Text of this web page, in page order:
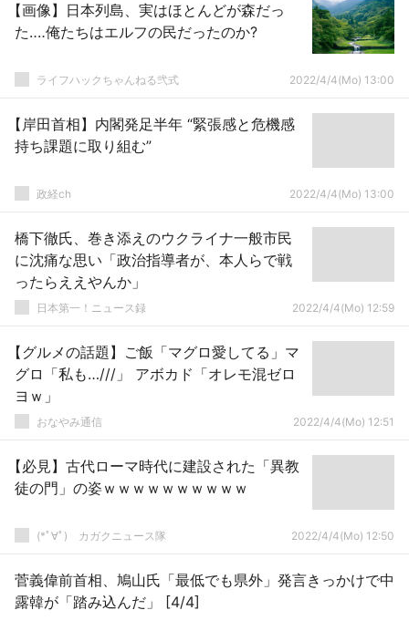
【画像】日本列島、実はほとんどが森だっ
た‥‥俺たちはエルフの民だったのか?
ライフハックちゃんねる弐式 2022/4/4(Mo) 13:00
【岸田首相】内閣発足半年 “緊張感と危機感
持ち課題に取り組む”
政経ch 2022/4/4(Mo) 13:00
橋下徹氏、巻き添えのウクライナ一般市民
に沈痛な思い「政治指導者が、本人らで戦
ったらええやんか」
日本第一！ニュース録 2022/4/4(Mo) 12:59
【グルメの話題】ご飯「マグロ愛してる」マ
グロ「私も…///」 アボカド「オレモ混ゼロ
ヨｗ」
おなやみ通信 2022/4/4(Mo) 12:51
【必見】古代ローマ時代に建設された「異教
徒の門」の姿ｗｗｗｗｗｗｗｗｗｗ
(*ﾟ∀ﾟ)ゞカガクニュース隊 2022/4/4(Mo) 12:50
菅義偉前首相、鳩山氏「最低でも県外」発言きっかけで中
露韓が「踏み込んだ」 [4/4]